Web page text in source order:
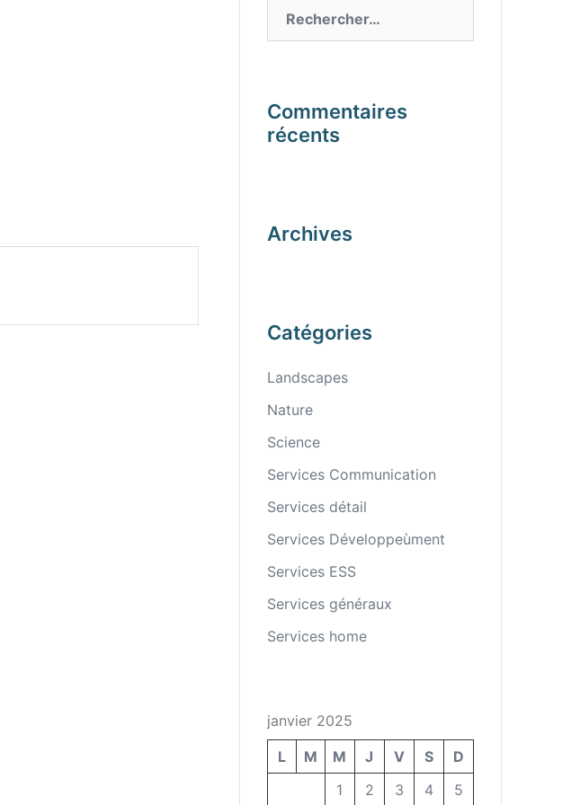
Commentaires
récents
Archives
Catégories
Landscapes
Nature
Science
Services Communication
Services détail
Services Développeùment
Services ESS
Services généraux
Services home
janvier 2025
L
M M J V S
D
1
2 3 4
5